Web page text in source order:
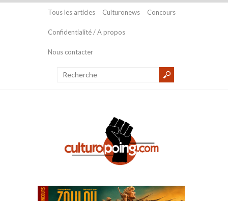
Tous les articles Culturonews Concours
Confidentialité / A propos
Nous contacter